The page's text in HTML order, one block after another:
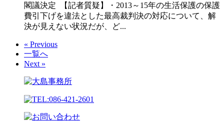
閣議決定 【記者質疑】・2013～15年の生活保護の保護
費引下げを違法とした最高裁判決の対応について、解
決が見えない状況だが、ど...
« Previous
一覧へ
Next »